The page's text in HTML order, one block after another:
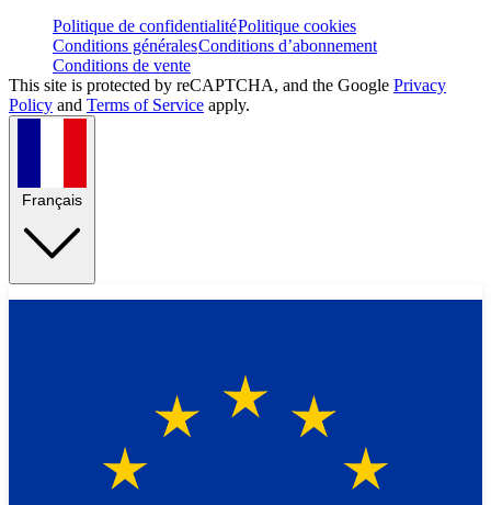
Politique de confidentialitéPolitique cookies
Conditions généralesConditions d’abonnement
Conditions de vente
This site is protected by reCAPTCHA, and the Google Privacy
Policy and Terms of Service apply.
Français